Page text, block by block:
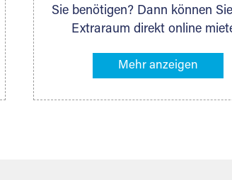
Sie benötigen? Dann können
Extraraum direkt online
Lagerliste die
möchten – das Volumen wird